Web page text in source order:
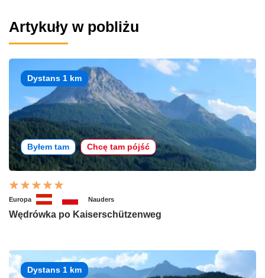
Artykuły w pobliżu
Dystans 1 km
Byłem tam Chcę tam pójść
Europa Nauders
Wędrówka po Kaiserschützenweg
Dystans 1 km